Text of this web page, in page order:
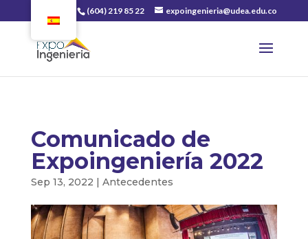
(604) 219 85 22 expoingenieria@udea.edu.co
Comunicado de
Expoingeniería 2022
Sep 13, 2022 | Antecedentes